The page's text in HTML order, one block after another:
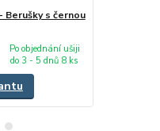
s černou
Po objednání ušiji
do 3 - 5 dnů 8 ks